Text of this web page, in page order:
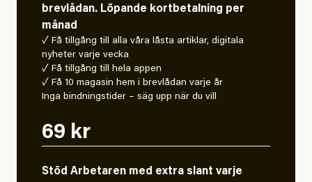
brevlådan. Löpande kortbetalning per
månad
✓ Få tillgång till alla våra låsta artiklar, digitala
nyheter varje vecka
✓ Få tillgång till hela appen
✓ Få 10 magasin hem i brevlådan varje år
Inga bindningstider – säg upp när du vill
69 kr
Stöd Arbetaren med extra slant varje